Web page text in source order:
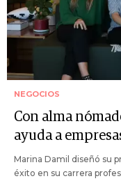
NEGOCIOS
Con alma
ayuda a
Marina Damil diseñó su
éxito en su carrera